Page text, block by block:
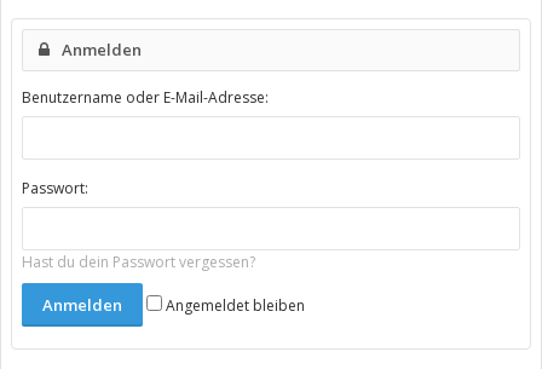
Anmelden
Benutzername oder E-Mail-Adresse:
Passwort:
Hast du dein Passwort vergessen?
Angemeldet bleiben